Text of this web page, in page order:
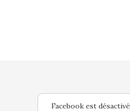
Facebook est désactivé